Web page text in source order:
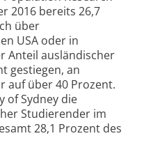
2016 bereits 26,7
über
USA oder in
Anteil ausländischer
gestiegen, an
auf über 40 Prozent.
of Sydney die
Studierender im
28,1 Prozent des